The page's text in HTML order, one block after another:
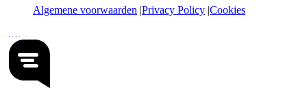
Algemene voorwaarden Privacy Policy Cookies